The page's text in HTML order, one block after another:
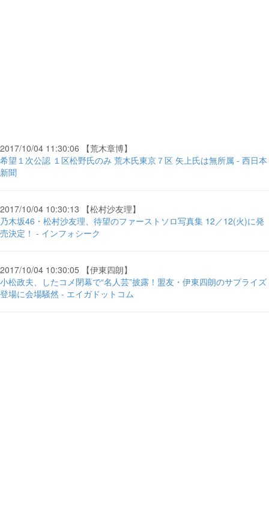
2017/10/04 11:30:06 【荒木章博】
希望１次公認 １区松野氏のみ 荒木氏東京７区 矢上氏は無所属 - 西日本
新聞
2017/10/04 10:30:13 【松村沙友理】
乃木坂46・松村沙友理、待望のファーストソロ写真集 12／12(火)に発
売決定！ - インフォシーク
2017/10/04 10:30:05 【伊東四朗】
小松政夫、したコメ閉幕で“名人芸”披露！盟友・伊東四朗のサプライズ
登場に会場騒然 - エイガドットコム